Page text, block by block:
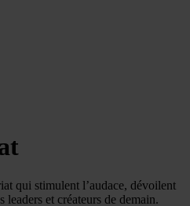
qui stimulent l’audace, dévoilent
leaders et créateurs de demain.